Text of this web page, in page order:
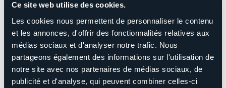
Ce site web utilise des cookies.
Les cookies nous permettent de personnaliser le contenu
et les annonces, d'offrir des fonctionnalités relatives aux
médias sociaux et d'analyser notre trafic. Nous
partageons également des informations sur l'utilisation de
notre site avec nos partenaires de médias sociaux, de
publicité et d'analyse, qui peuvent combiner celles-ci
iscrizione direttamente a Macugnaga dalle 09.00 alle 11.00.
Il ricavato verrà devoluto alle associazioni di volontari che
hanno supportato il VI MEHT:
- A.I.B. Valle Anzasca
- A.I.B. Premosello Chiovenda
- Soccorso Alpino Valle Anzasca
- Soccorso Alpino V.C.O.
- A.N.A. Valle Anzasca